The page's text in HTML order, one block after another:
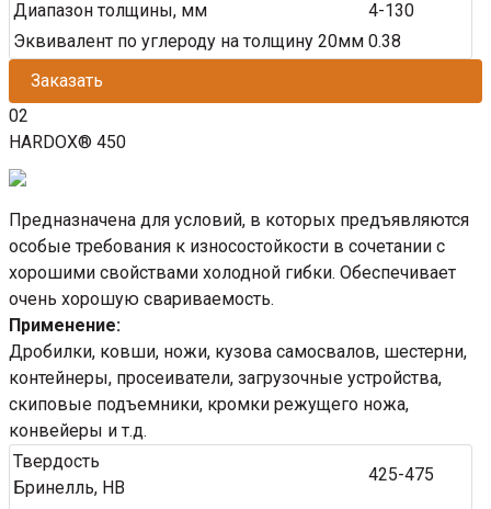
Диапазон толщины, мм
4-130
Эквивалент по углероду на толщину 20мм 0.38
Заказать
02
HARDOX® 450
Предназначена для условий, в которых предъявляются
особые требования к износостойкости в сочетании с
хорошими свойствами холодной гибки. Обеспечивает
очень хорошую свариваемость.
Применение:
Дробилки, ковши, ножи, кузова самосвалов, шестерни,
контейнеры, просеиватели, загрузочные устройства,
скиповые подъемники, кромки режущего ножа,
конвейеры и т.д.
Твердость
Бринелль, HB
425-475